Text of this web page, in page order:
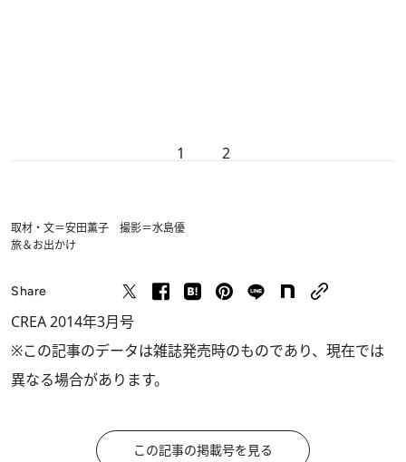
1 2
取材・文＝安田薫子 撮影＝水島優
旅＆お出かけ
Share
CREA 2014年3月号
※この記事のデータは雑誌発売時のものであり、現在では
異なる場合があります。
この記事の掲載号を見る